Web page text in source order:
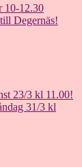
10-12.30
Degernäs!
23/3 kl 11.00!
31/3 kl